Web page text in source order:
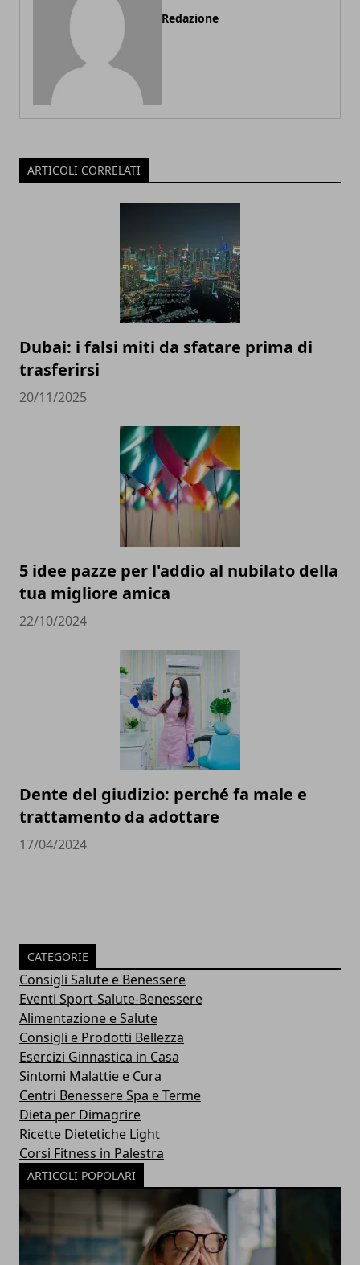
Redazione
ARTICOLI CORRELATI
Dubai: i falsi miti da sfatare prima di
trasferirsi
20/11/2025
5 idee pazze per l'addio al nubilato della
tua migliore amica
22/10/2024
Dente del giudizio: perché fa male e
trattamento da adottare
17/04/2024
CATEGORIE
Consigli Salute e Benessere
Eventi Sport-Salute-Benessere
Alimentazione e Salute
Consigli e Prodotti Bellezza
Esercizi Ginnastica in Casa
Sintomi Malattie e Cura
Centri Benessere Spa e Terme
Dieta per Dimagrire
Ricette Dietetiche Light
Corsi Fitness in Palestra
ARTICOLI POPOLARI